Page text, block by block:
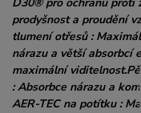
prodyšnost a proudění
tlumení otřesů :
nárazu a větší absorbcí
maximální
: Absorbce nárazu a
AER-TEC na potítku :